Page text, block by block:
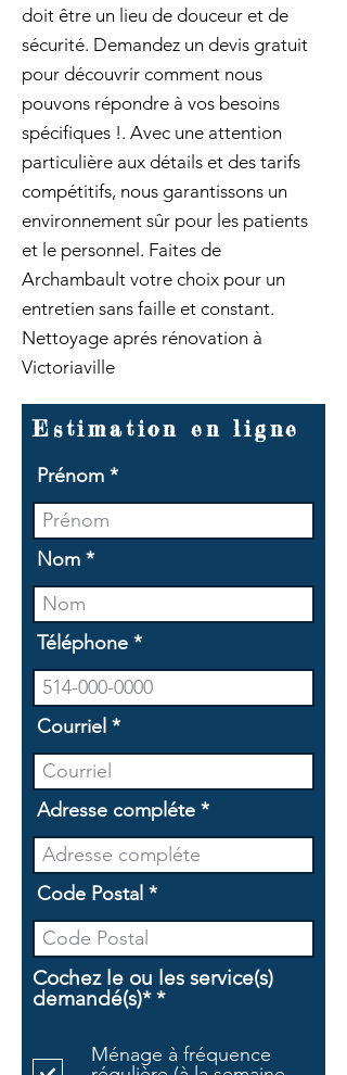
doit être un lieu de douceur et de
sécurité. Demandez un devis gratuit
pour découvrir comment nous
pouvons répondre à vos besoins
spécifiques !. Avec une attention
particulière aux détails et des tarifs
compétitifs, nous garantissons un
environnement sûr pour les patients
et le personnel. Faites de
Archambault votre choix pour un
entretien sans faille et constant.
Nettoyage aprés rénovation à
Victoriaville
Estimation en ligne
Prénom
Nom
Téléphone
Courriel
Adresse compléte
Code Postal
Cochez le ou les service(s)
demandé(s)* *O
Ménage à fréquence